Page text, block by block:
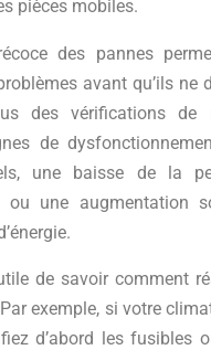
pièces mobiles.
des pannes
avant qu’ils ne
des vérifications de
de
une baisse de la
ou une augmentation
de savoir comment
exemple, si votre
d’abord les fusibles